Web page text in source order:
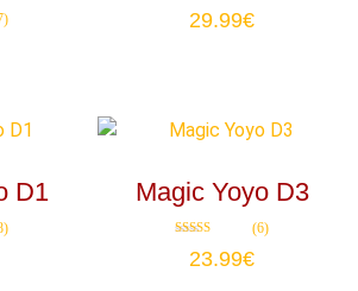
4.80
29.99€
D1 Magic Yoyo D3
4.83
(6)
23.99€